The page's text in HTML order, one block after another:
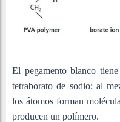
El pegamento blanco
tetraborato de sodio; al
los átomos forman
producen un polímero.